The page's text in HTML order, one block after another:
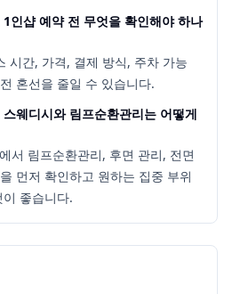
인샵 예약 전 무엇을 확인해야 하나
시간, 가격, 결제 방식, 주차 가능
혼선을 줄일 수 있습니다.
웨디시와 림프순환관리는 어떻게
서 림프순환관리, 후면 관리, 전면
먼저 확인하고 원하는 집중 부위
좋습니다.